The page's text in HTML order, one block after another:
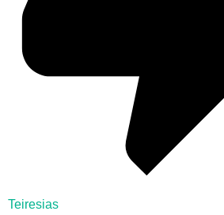
Teiresias